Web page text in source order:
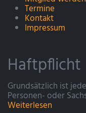
Termine
Kontakt
Impressum
Haftpflicht
Grundsätzlich ist
Personen- oder
Weiterlesen